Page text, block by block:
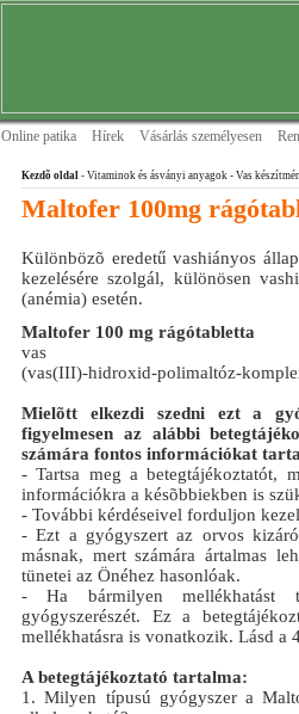
Online patika Hírek Vásárlás személyesen
Kezdõ oldal - Vitaminok és ásványi anyagok - Vas
Maltofer 100mg
Különbözõ eredetű vashiányos
kezelésére szolgál, különösen
(anémia) esetén.
Maltofer 100 mg rágótabletta
vas
(vas(III)-hidroxid-polimaltóz-
Mielõtt elkezdi szedni ezt a
figyelmesen az alábbi
számára fontos információkat
- Tartsa meg a betegtájékoztatót,
információkra a késõbbiekben is
- További kérdéseivel forduljon
- Ezt a gyógyszert az orvos
másnak, mert számára ártalmas
tünetei az Önéhez hasonlóak.
- Ha bármilyen mellékhatást
gyógyszerészét. Ez a
mellékhatásra is vonatkozik. Lásd a
A betegtájékoztató tartalma:
1. Milyen típusú gyógyszer a